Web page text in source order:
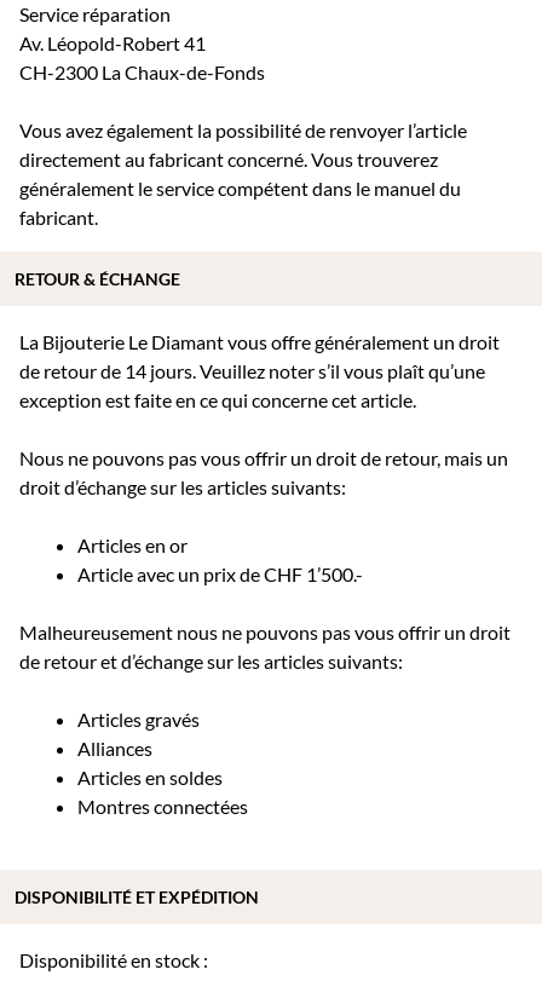
Service réparation
Av. Léopold-Robert 41
CH-2300 La Chaux-de-Fonds
Vous avez également la possibilité de renvoyer l’article
directement au fabricant concerné. Vous trouverez
généralement le service compétent dans le manuel du
fabricant.
La Bijouterie Le Diamant vous offre généralement un droit
de retour de 14 jours. Veuillez noter s’il vous plaît qu’une
exception est faite en ce qui concerne cet article.
Nous ne pouvons pas vous offrir un droit de retour, mais un
droit d’échange sur les articles suivants:
Articles en or
Article avec un prix de CHF 1’500.-
Malheureusement nous ne pouvons pas vous offrir un droit
de retour et d’échange sur les articles suivants:
Articles gravés
Alliances
Articles en soldes
Montres connectées
Disponibilité en stock :
RETOUR & ÉCHANGE
DISPONIBILITÉ ET EXPÉDITION